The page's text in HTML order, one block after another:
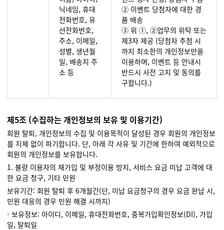
닉네임, 휴대
전화번호, 유
선전화번호,
주소, 이메일,
성별, 생년월
일, 배송지 주
소 등
② 이벤트 당첨자에 대한 경
품 배송
③ 위 ①, ②업무의 위탁 또는
제3자 제공 (당첨자 추첨 시
까지 최소한의 개인정보만을
이용하며, 이벤트 등 안내시
반드시 사전 고지 및 동의를
구합니다.)
제5조 (수집하는 개인정보의 보유 및 이용기간)
회원 탈퇴, 개인정보의 수집 및 이용목적이 달성된 경우 회원의 개인정보
를 지체 없이 파기합니다. 단, 아래 각 사유 및 기간에 한하여 예외적으로
회원의 개인정보를 보유합니다.
1. 불량 이용자의 재가입 및 부정이용 방지, 서비스 요금 미납 고객에 대
한 요금 청구, 기타 민원
보유기간: 회원 탈퇴 후 6개월간(단, 미납 요금청구의 경우 요금 완납 시,
민원 대응의 경우 민원 해결 시까지)
- 보유정보: 아이디, 이메일, 휴대전화번호, 중복가입확인정보(DI), 가입
일, 탈퇴일